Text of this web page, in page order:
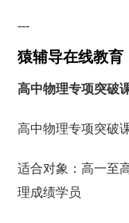
---
猿辅导在线教育
高中物理专项突破
高中物理专项突破
适合对象：高一至
理成绩学员